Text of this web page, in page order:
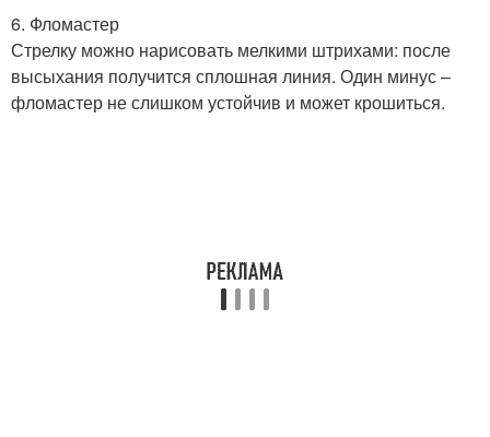
6. Фломастер
Стрелку можно нарисовать мелкими штрихами: после
высыхания получится сплошная линия. Один минус –
фломастер не слишком устойчив и может крошиться.